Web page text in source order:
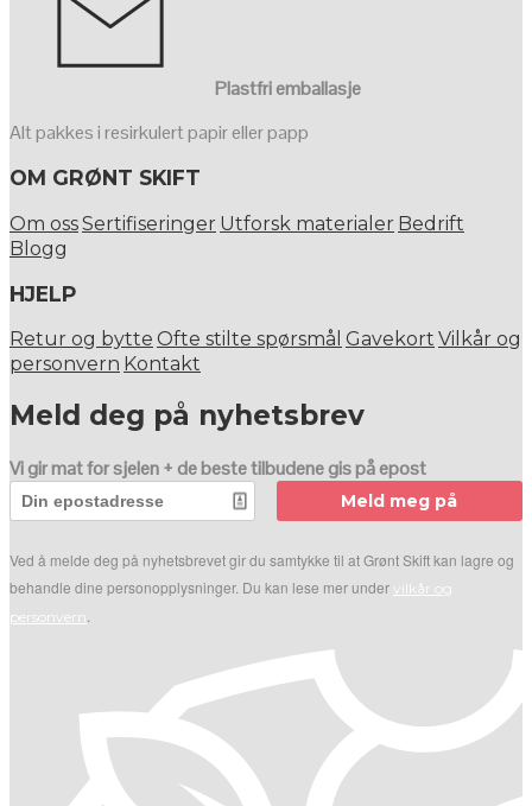
Plastfri emballasje
Alt pakkes i resirkulert papir eller papp
OM GRØNT SKIFT
Om ossSertifiseringer Utforsk materialer Bedrift
Blogg
HJELP
Retur og bytte Ofte stilte spørsmål Gavekort Vilkår og
personvern Kontakt
Meld deg på nyhetsbrev
Vi gir mat for sjelen + de beste tilbudene gis på epost
Meld meg på
Ved å melde deg på nyhetsbrevet gir du samtykke til at Grønt Skift kan lagre og
behandle dine personopplysninger. Du kan lese mer under vilkår og
personvern